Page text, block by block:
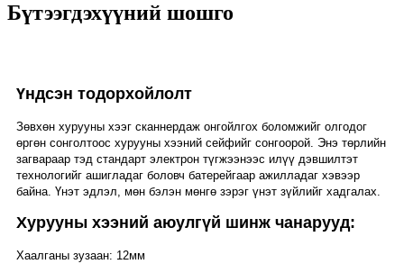
Бүтээгдэхүүний шошго
Үндсэн тодорхойлолт
Зөвхөн хурууны хээг сканнердаж онгойлгох боломжийг олгодог
өргөн сонголтоос хурууны хээний сейфийг сонгоорой. Энэ төрлийн
загвараар тэд стандарт электрон түгжээнээс илүү дэвшилтэт
технологийг ашигладаг боловч батерейгаар ажилладаг хэвээр
байна. Үнэт эдлэл, мөн бэлэн мөнгө зэрэг үнэт зүйлийг хадгалах.
Хурууны хээний аюулгүй шинж чанарууд:
Хаалганы зузаан: 12мм